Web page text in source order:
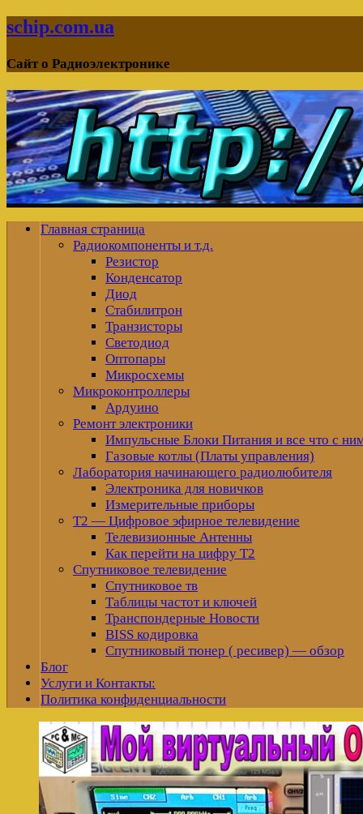
schip.com.ua
Сайт о Радиоэлектронике
Главная страница
Радиокомпоненты и т.д.
Резистор
Конденсатор
Диод
Стабилитрон
Транзисторы
Светодиод
Оптопары
Микросхемы
Микроконтроллеры
Ардуино
Ремонт электроники
Импульсные Блоки Питания и все что с
Газовые котлы (Платы управления)
Лаборатория начинающего радиолюбителя
Электроника для новичков
Измерительные приборы
Т2 — Цифровое эфирное телевидение
Телевизионные Антенны
Как перейти на цифру Т2
Спутниковое телевидение
Спутниковое тв
Таблицы частот и ключей
Транспондерные Новости
BISS кодировка
Спутниковый тюнер ( ресивер) — обзор
Блог
Услуги и Контакты:
Политика конфиденциальности